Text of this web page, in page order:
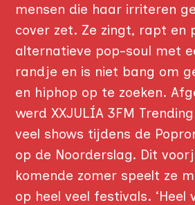
mensen die haar irriteren
cover zet. Ze zingt, rapt en
alternatieve pop-soul met
randje en is niet bang om
en hiphop op te zoeken.
werd XXJULÍA 3FM
veel shows tijdens de
op de Noorderslag. Dit
komende zomer speelt ze
op heel veel festivals. ‘Heel